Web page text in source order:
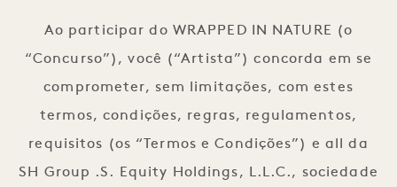
Ao participar do WRAPPED IN NATURE (o
“Concurso”), você (“Artista”) concorda em se
comprometer, sem limitações, com estes
termos, condições, regras, regulamentos,
requisitos (os “Termos e Condições”) e all da
SH Group .S. Equity Holdings, L.L.C., sociedade